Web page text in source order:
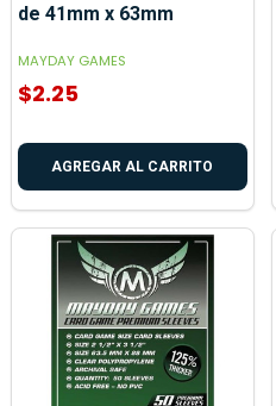
de 41mm x 63mm
MAYDAY GAMES
$2.25
AGREGAR AL CARRITO